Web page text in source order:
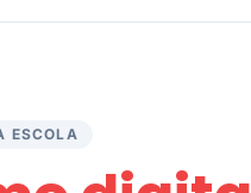
ESCOLA